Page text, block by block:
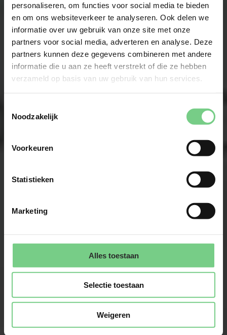
personaliseren, om functies voor social media te bieden
en om ons websiteverkeer te analyseren. Ook delen we
informatie over uw gebruik van onze site met onze
partners voor social media, adverteren en analyse. Deze
partners kunnen deze gegevens combineren met andere
informatie die u aan ze heeft verstrekt of die ze hebben
verzameld op basis van uw gebruik van hun services.
Noodzakelijk
Voorkeuren
Statistieken
Marketing
Alles toestaan
Selectie toestaan
Weigeren